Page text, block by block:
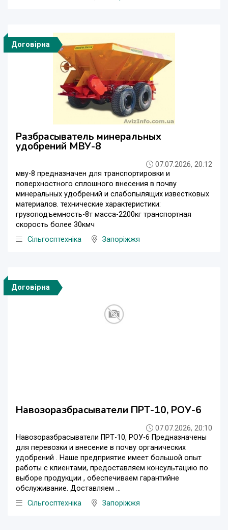
Договірна
Разбрасыватель минеральных
удобрений МВУ-8
07.07.2026, 20:12
мву-8 предназначен для транспортировки и
поверхностного сплошного внесения в почву
минеральных удобрений и слабопылящих известковых
материалов. технические характеристики:
грузоподъемность-8т масса-2200кг транспортная
скорость более 30кмч
Сільгосптехніка
Запоріжжя
Договірна
Навозоразбрасыватели ПРТ-10, РОУ-6
07.07.2026, 20:10
Навозоразбрасыватели ПРТ-10, РОУ-6 Предназначены
для перевозки и внесение в почву органических
удобрений . Наше предприятие имеет большой опыт
работы с клиентами, предоставляем консультацию по
выборе продукции , обеспечиваем гарантийне
обслуживание. Доставляем ...
Сільгосптехніка
Запоріжжя